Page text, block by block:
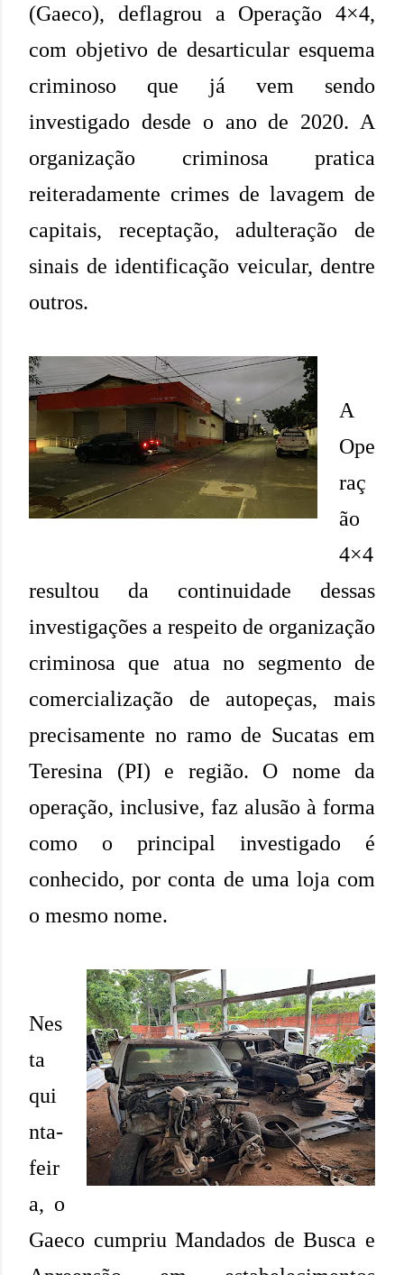
(Gaeco), deflagrou a Operação 4×4,
com objetivo de desarticular esquema
criminoso que já vem sendo
investigado desde o ano de 2020. A
organização criminosa pratica
reiteradamente crimes de lavagem de
capitais, receptação, adulteração de
sinais de identificação veicular, dentre
outros.
A
Ope
raç
ão
4×4
resultou da continuidade dessas
investigações a respeito de organização
criminosa que atua no segmento de
comercialização de autopeças, mais
precisamente no ramo de Sucatas em
Teresina (PI) e região. O nome da
operação, inclusive, faz alusão à forma
como o principal investigado é
conhecido, por conta de uma loja com
o mesmo nome.
Nes
ta
qui
nta-
feir
a, o
Gaeco cumpriu Mandados de Busca e